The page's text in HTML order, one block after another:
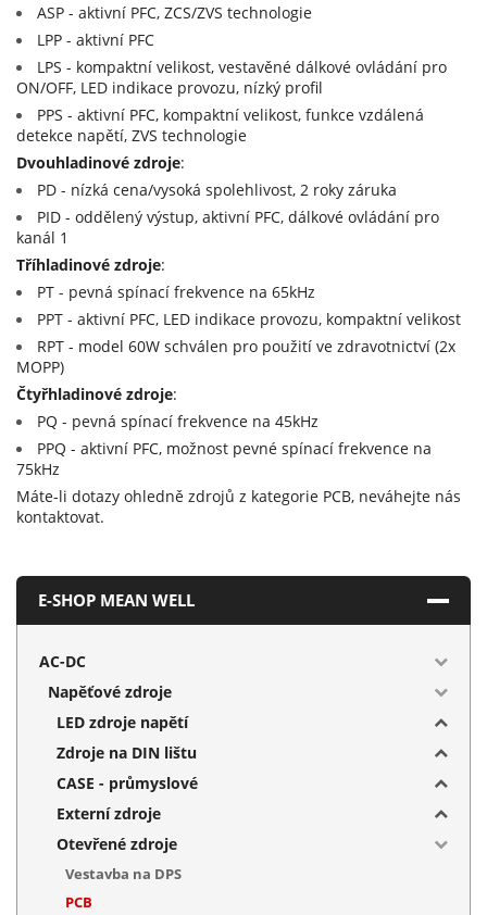
15V (15)
15+(-15)V (2)
20V (2)
24V (15)
27V (9)
48V (15)
ASP - aktivní PFC, ZCS/ZVS technologie
LPP - aktivní PFC
LPS - kompaktní velikost, vestavěné dálkové ovládání pro
ON/OFF, LED indikace provozu, nízký profil
PPS - aktivní PFC, kompaktní velikost, funkce vzdálená
detekce napětí, ZVS technologie
Dvouhladinové zdroje:
PD - nízká cena/vysoká spolehlivost, 2 roky záruka
PID - oddělený výstup, aktivní PFC, dálkové ovládání pro
kanál 1
Tříhladinové zdroje:
PT - pevná spínací frekvence na 65kHz
PPT - aktivní PFC, LED indikace provozu, kompaktní velikost
RPT - model 60W schválen pro použití ve zdravotnictví (2x
MOPP)
Čtyřhladinové zdroje:
PQ - pevná spínací frekvence na 45kHz
PPQ - aktivní PFC, možnost pevné spínací frekvence na
75kHz
Máte-li dotazy ohledně zdrojů z kategorie PCB, neváhejte nás
kontaktovat.
E-SHOP MEAN WELL
AC-DC
Napěťové zdroje
LED zdroje napětí
Zdroje na DIN lištu
CASE - průmyslové
Externí zdroje
Otevřené zdroje
Vestavba na DPS
PCB